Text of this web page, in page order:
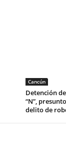
Cancún
Detención
“N”,
delito de